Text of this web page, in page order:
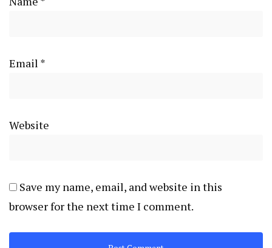
Email *
Website
Save my name, email, and website in this
browser for the next time I comment.